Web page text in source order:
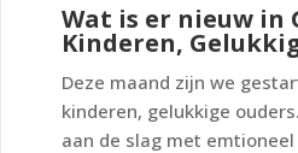
Wat is er nieuw in
Kinderen,
Deze maand zijn we
kinderen, gelukkige
aan de slag met